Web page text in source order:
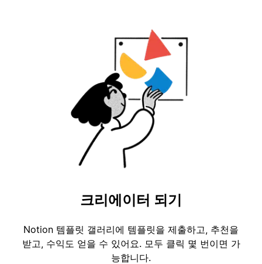
크리에이터 되기
Notion 템플릿 갤러리에 템플릿을 제출하고, 추천을
받고, 수익도 얻을 수 있어요. 모두 클릭 몇 번이면 가
능합니다.